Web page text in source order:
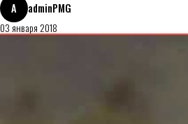
A
adminPMG
03 января 2018